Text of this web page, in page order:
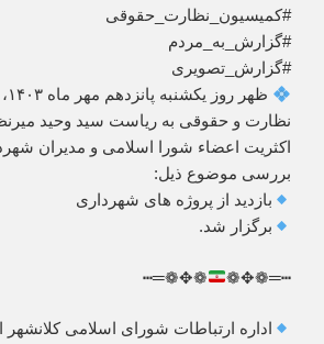
#کمیسیون_نظارت_حقوقی
#گزارش_به_مردم
#گزارش_تصویری
نظارت و حقوقی به ریاست سید وحید
اکثریت اعضاء شورا اسلامی و مدیران
بررسی موضوع ذیل:
بازدید از پروژه های شهرداری
برگزار شد.
┅═❁✥❁
❁✥❁═┅
اداره ارتباطات شورای اسلامی کلانشهر